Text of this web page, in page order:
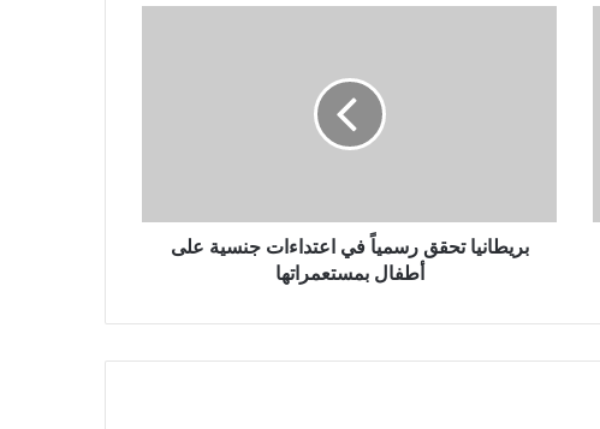
بريطانيا تحقق رسمياً في اعتداءات جنسية على
أطفال بمستعمراتها